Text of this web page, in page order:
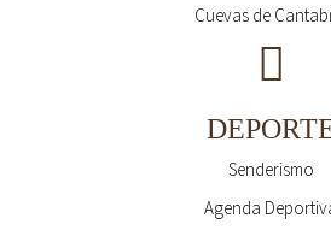
Cuevas de
Senderismo
Agenda